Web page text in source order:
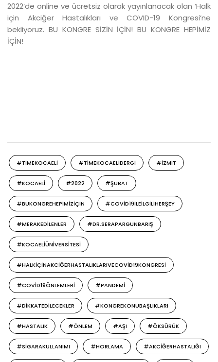
2022’de online ve ücretsiz olarak yayınlanacak olan ‘Halk
için Akciğer Hastalıkları ve COVID-19 Kongresi’ne
bekliyoruz. BU KONGRE SİZİN İÇİN! BU KONGRE HEPİMİZ
İÇİN!
#TIMEKOCAELI #TIMEKOCAELIDERGI #IZMIT
#KOCAELI #2022 #ŞUBAT
#BUKONGREHEPIMIZIÇIN #COVID19ILEILGILIHERŞEY
#MERAKEDILENLER #DR.SERAPARGUNBARIŞ
#KOCAELIÜNIVERSITESI
#HALKIÇINAKCIĞERHASTALIKLARIVECOVID19KONGRESI
#COVID19ÖNLEMLERI #PANDEMI
#DIKKATEDILECEKLER #KONGREKONUBAŞLIKLARI
#HASTALIK #ÖNLEM #AŞI #ÖKSÜRÜK
#SIGARAKULLANIMI #HORLAMA #AKCIĞERHASTALIĞI